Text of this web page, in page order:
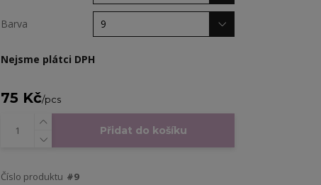
Barva
Nejsme plátci DPH
75 Kč/pcs
Přidat do košíku
Číslo produktu #9